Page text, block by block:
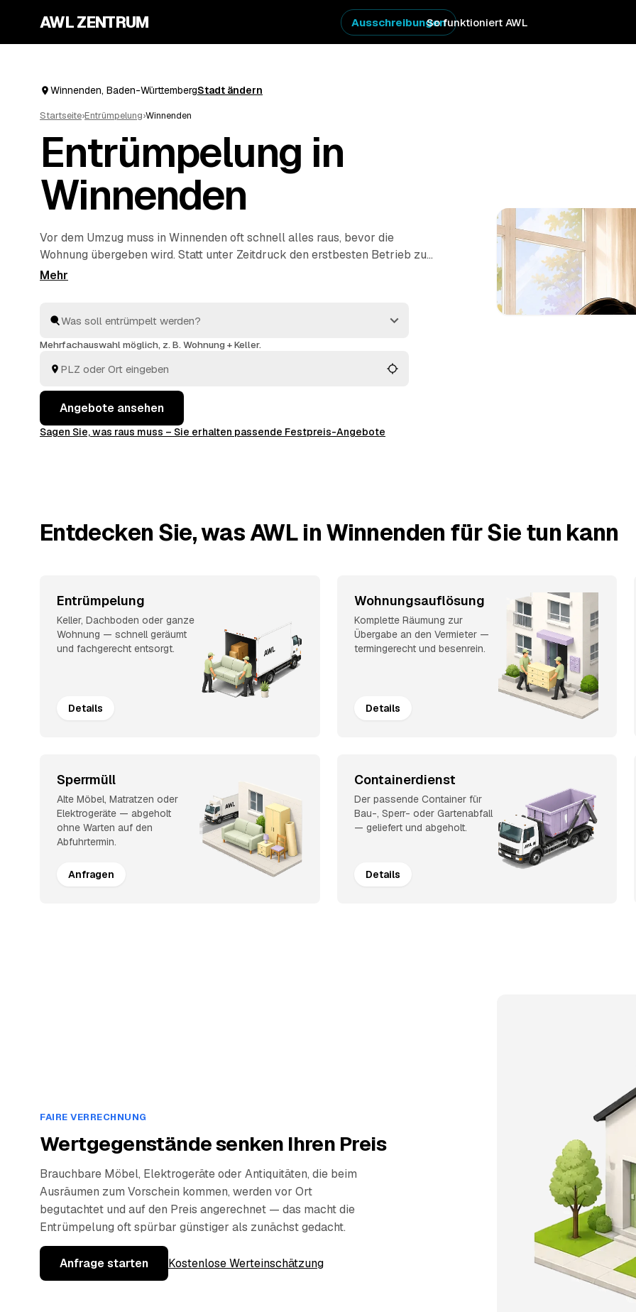
AWL ZENTRUM So funktioniert AWL
Ausschreibungen
Winnenden, Baden-WürttembergStadt ändern
Startseite›Entrümpelung›Winnenden
Entrümpelung in
Winnenden
Vor dem Umzug muss in Winnenden oft schnell alles raus, bevor die
Wohnung übergeben wird. Statt unter Zeitdruck den erstbesten Betrieb zu
nehmen, stellen Sie über AWL eine Anfrage und bekommen Festpreis-
Die Profis kümmern sich ums Ausräumen und die fachgerechte Entsorgung.
Mehrfachauswahl möglich, z. B. Wohnung + Keller.
Angebote ansehen
Sagen Sie, was raus muss – Sie erhalten passende Festpreis-Angebote
Entdecken Sie, was AWL in Winnenden für Sie tun kann
Entrümpelung
Keller, Dachboden oder ganze
Wohnung — schnell geräumt
und fachgerecht entsorgt.
Details
Wohnungsauflösung
Komplette Räumung zur
Übergabe an den Vermieter —
termingerecht und besenrein.
Details
Sperrmüll
Alte Möbel, Matratzen oder
Elektrogeräte — abgeholt
ohne Warten auf den
Abfuhrtermin.
Anfragen
Containerdienst
Der passende Container für
Bau-, Sperr- oder Gartenabfall
— geliefert und abgeholt.
Details
FAIRE VERRECHNUNG
Wertgegenstände senken Ihren Preis
Brauchbare Möbel, Elektrogeräte oder Antiquitäten, die beim
Ausräumen zum Vorschein kommen, werden vor Ort
begutachtet und auf den Preis angerechnet — das macht die
Entrümpelung oft spürbar günstiger als zunächst gedacht.
Anfrage starten Kostenlose Werteinschätzung